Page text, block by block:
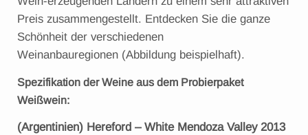
Preis zusammengestellt. Entdecken Sie die ganze
Schönheit der verschiedenen
Weinanbauregionen (Abbildung beispielhaft).
Spezifikation der Weine aus dem Probierpaket
Weißwein:
(Argentinien) Hereford – White Mendoza Valley 2013